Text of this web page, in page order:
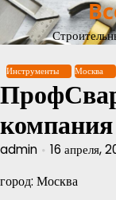
Перейти
содержимому
Инструменты Москва
компания
admin 16 апреля,
город: Москва